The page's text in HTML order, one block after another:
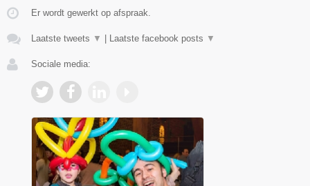
Er wordt gewerkt op afspraak.
Laatste tweets ▼ Laatste facebook posts ▼
Sociale media: